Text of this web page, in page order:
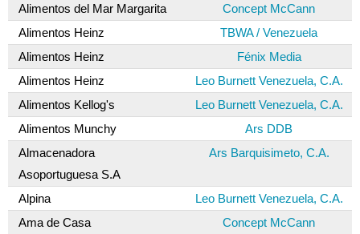
Alimentos del Mar Margarita
Concept McCann
Alimentos Heinz
TBWA / Venezuela
Alimentos Heinz
Fénix Media
Alimentos Heinz
Leo Burnett Venezuela, C.A.
Alimentos Kellog's
Leo Burnett Venezuela, C.A.
Alimentos Munchy
Ars DDB
Almacenadora
Asoportuguesa S.A
Ars Barquisimeto, C.A.
Alpina
Leo Burnett Venezuela, C.A.
Ama de Casa
Concept McCann